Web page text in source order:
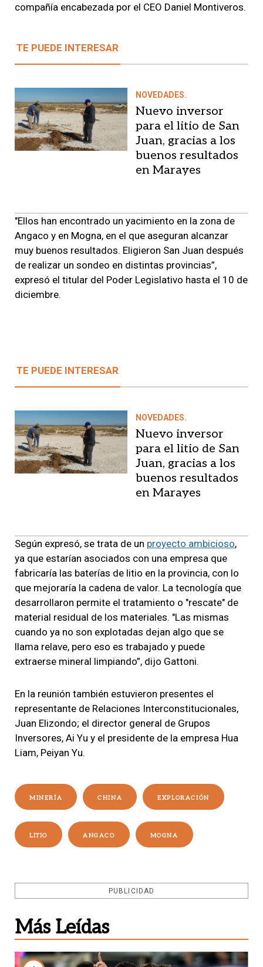
compañía encabezada por el CEO Daniel Montiveros.
TE PUEDE INTERESAR
NOVEDADES.
Nuevo inversor
para el litio de San
Juan, gracias a los
buenos resultados
en Marayes
"Ellos han encontrado un yacimiento en la zona de
Angaco y en Mogna, en el que aseguran alcanzar
muy buenos resultados. Eligieron San Juan después
de realizar un sondeo en distintas provincias”,
expresó el titular del Poder Legislativo hasta el 10 de
diciembre.
TE PUEDE INTERESAR
NOVEDADES.
Nuevo inversor
para el litio de San
Juan, gracias a los
buenos resultados
en Marayes
Según expresó, se trata de un proyecto ambicioso,
ya que estarían asociados con una empresa que
fabricaría las baterías de litio en la provincia, con lo
que mejoraría la cadena de valor. La tecnología que
desarrollaron permite el tratamiento o "rescate" de
material residual de los materiales. "Las mismas
cuando ya no son explotadas dejan algo que se
llama relave, pero eso es trabajado y puede
extraerse mineral limpiando”, dijo Gattoni.
En la reunión también estuvieron presentes el
representante de Relaciones Interconstitucionales,
Juan Elizondo; el director general de Grupos
Inversores, Ai Yu y el presidente de la empresa Hua
Liam, Peiyan Yu.
MINERÍA CHINA EXPLORACIÓN
LITIO ANGACO MOGNA
PUBLICIDAD
Más Leídas